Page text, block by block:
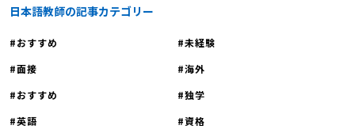
日本語教師の記事カテゴリー
おすすめ
未経験
面接
海外
おすすめ
独学
英語
資格